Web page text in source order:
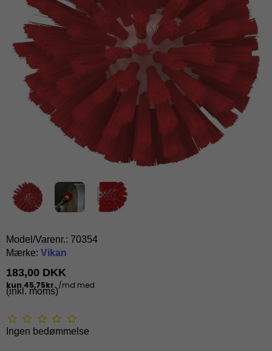
Model/Varenr.: 70354
Mærke: Vikan
183,00 DKK
(inkl. moms)
Ingen bedømmelse